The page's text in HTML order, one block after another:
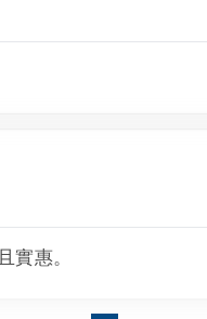
實惠。